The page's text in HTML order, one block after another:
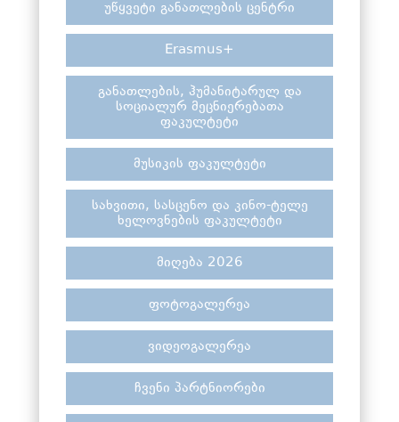
უწყვეტი განათლების ცენტრი
Erasmus+
განათლების, ჰუმანიტარულ და
სოციალურ მეცნიერებათა
ფაკულტეტი
მუსიკის ფაკულტეტი
სახვითი, სასცენო და კინო-ტელე
ხელოვნების ფაკულტეტი
მიღება 2026
ფოტოგალერეა
ვიდეოგალერეა
ჩვენი პარტნიორები